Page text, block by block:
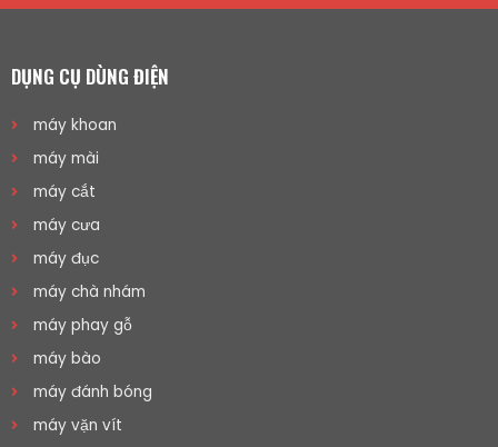
DỤNG CỤ DÙNG ĐIỆN
máy khoan
máy mài
máy cắt
máy cưa
máy đục
máy chà nhám
máy phay gỗ
máy bào
máy đánh bóng
máy vặn vít